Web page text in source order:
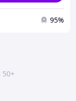
95%
50+